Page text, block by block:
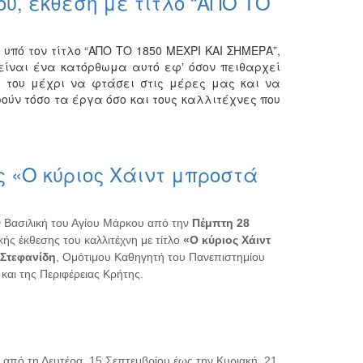
τον τίτλο “ΑΠΟ ΤΟ 1850 ΜΕΧΡΙ ΚΑΙ ΣΗΜΕΡΑ”,
ένα κατόρθωμα αυτό εφʼ όσον πειθαρχεί
του μέχρι να φτάσει στις μέρες μας και να
τόσο τα έργα όσο και τους καλλιτέχνες που
«Ο κύριος Χάιντ μπροστά
του Αγίου Μάρκου από την Πέμπτη 28
έκθεσης του καλλιτέχνη με τίτλο «Ο κύριος Χάιντ
, Ομότιμου Καθηγητή του Πανεπιστημίου
της Περιφέρειας Κρήτης.